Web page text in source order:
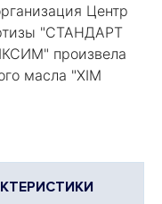
Центр
"СТАНДАРТ
произвела
масла "XIM